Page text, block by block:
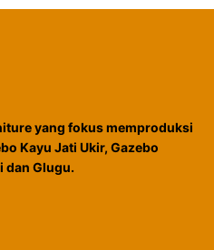
yang fokus memproduksi
Kayu Jati Ukir, Gazebo
dan Glugu.